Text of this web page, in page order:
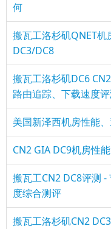
何
搬瓦工洛杉矶QNET机
DC3/DC8
搬瓦工洛杉矶DC6
路由追踪、下载速度
美国新泽西机房性能
CN2 GIA DC9机房性
搬瓦工CN2 DC8评测
度综合测评
搬瓦工洛杉矶CN2